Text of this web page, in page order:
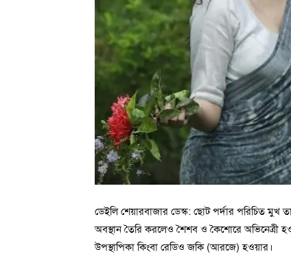
ডেইলি শেয়ারবাজার ডেস্ক: ছোট পর্দার পরিচিত মুখ
অবস্থান তৈরি করলেও শৈশব ও কৈশোরে অভিনেত্রী
উপস্থাপিকা কিংবা রেডিও জকি (আরজে) হওয়ার।